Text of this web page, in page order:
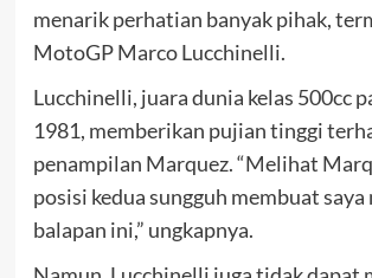
menarik perhatian banyak pihak,
MotoGP Marco Lucchinelli.
Lucchinelli, juara dunia kelas 500cc
1981, memberikan pujian tinggi
penampilan Marquez. “Melihat
posisi kedua sungguh membuat
balapan ini,” ungkapnya.